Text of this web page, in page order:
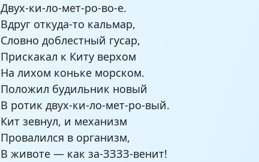
Двух-ки-ло-мет-ро-во-е.
Вдруг откуда-то кальмар,
Словно доблестный гусар,
Прискакал к Киту верхом
На лихом коньке морском.
Положил будильник новый
В ротик двух-ки-ло-мет-ро-вый.
Кит зевнул, и механизм
Провалился в организм,
В животе — как за-ЗЗЗЗ-венит!